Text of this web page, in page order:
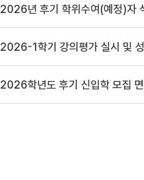
2026년 후기 학위수여(예정)자
2026-1학기 강의평가 실시 및
2026학년도 후기 신입학 모집